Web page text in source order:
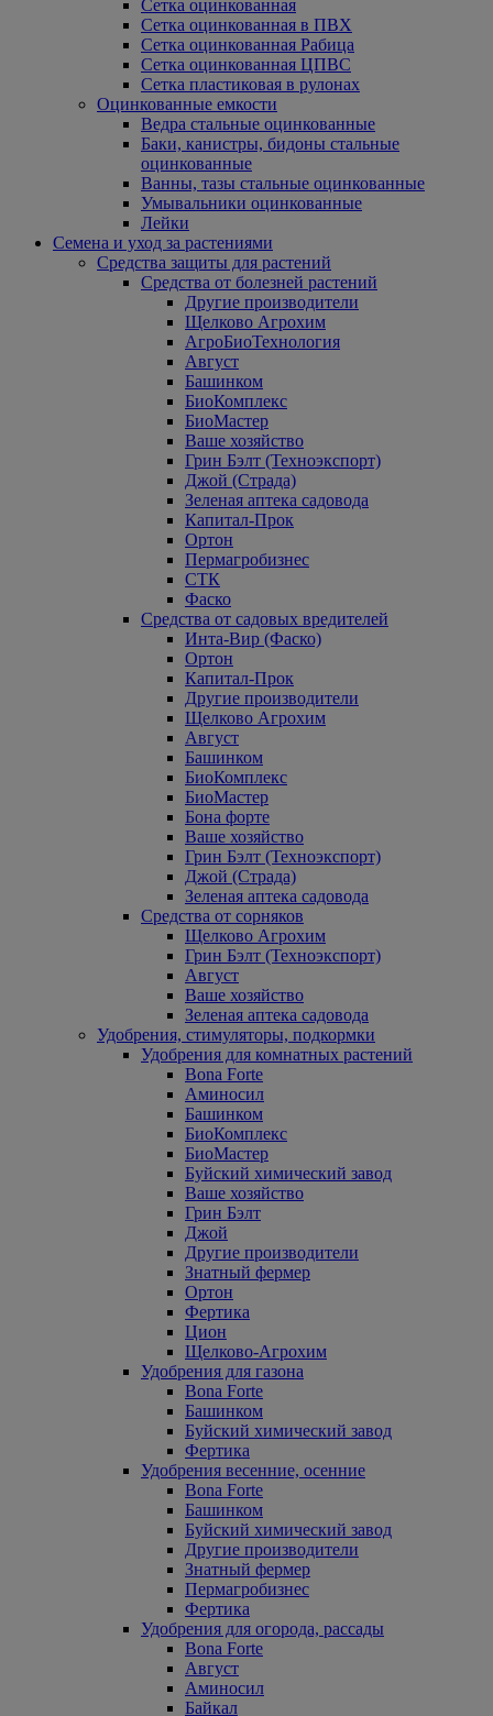
Сетка оцинкованная
Сетка оцинкованная в ПВХ
Сетка оцинкованная Рабица
Сетка оцинкованная ЦПВС
Сетка пластиковая в рулонах
Оцинкованные емкости
Ведра стальные оцинкованные
Баки, канистры, бидоны стальные
оцинкованные
Ванны, тазы стальные оцинкованные
Умывальники оцинкованные
Лейки
Семена и уход за растениями
Средства защиты для растений
Средства от болезней растений
Другие производители
Щелково Агрохим
АгроБиоТехнология
Август
Башинком
БиоКомплекс
БиоМастер
Ваше хозяйство
Грин Бэлт (Техноэкспорт)
Джой (Страда)
Зеленая аптека садовода
Капитал-Прок
Ортон
Пермагробизнес
СТК
Фаско
Средства от садовых вредителей
Инта-Вир (Фаско)
Ортон
Капитал-Прок
Другие производители
Щелково Агрохим
Август
Башинком
БиоКомплекс
БиоМастер
Бона форте
Ваше хозяйство
Грин Бэлт (Техноэкспорт)
Джой (Страда)
Зеленая аптека садовода
Средства от сорняков
Щелково Агрохим
Грин Бэлт (Техноэкспорт)
Август
Ваше хозяйство
Зеленая аптека садовода
Удобрения, стимуляторы, подкормки
Удобрения для комнатных растений
Bona Forte
Аминосил
Башинком
БиоКомплекс
БиоМастер
Буйский химический завод
Ваше хозяйство
Грин Бэлт
Джой
Другие производители
Знатный фермер
Ортон
Фертика
Цион
Щелково-Агрохим
Удобрения для газона
Bona Forte
Башинком
Буйский химический завод
Фертика
Удобрения весенние, осенние
Bona Forte
Башинком
Буйский химический завод
Другие производители
Знатный фермер
Пермагробизнес
Фертика
Удобрения для огорода, рассады
Bona Forte
Август
Аминосил
Байкал